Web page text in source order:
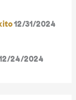
12/31/2024
24/2024